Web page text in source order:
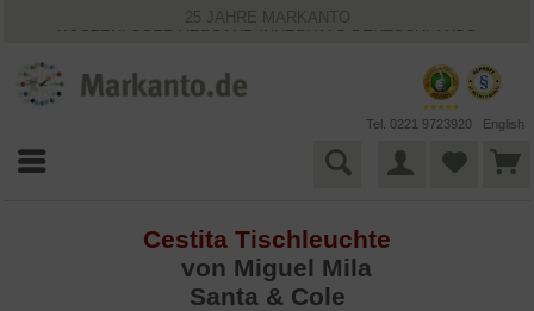
25 JAHRE MARKANTO
KOSTENLOSER VERSAND INNERHALB DEUTSCHLANDS
VIELFÄLTIGE ZAHLUNGSMÖGLICHKEITEN
BESTPRICE-GARANTIE
Tel. 0221 9723920 English
Cestita Tischleuchte
von Miguel Mila
Santa & Cole